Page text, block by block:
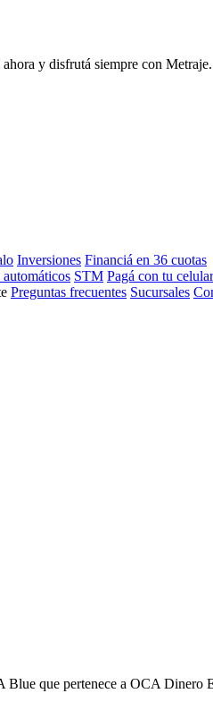
y disfrutá siempre con Metraje.
Inversiones Financiá en 36 cuotas
STM Pagá con tu celular
Preguntas frecuentes Sucursales
que pertenece a OCA